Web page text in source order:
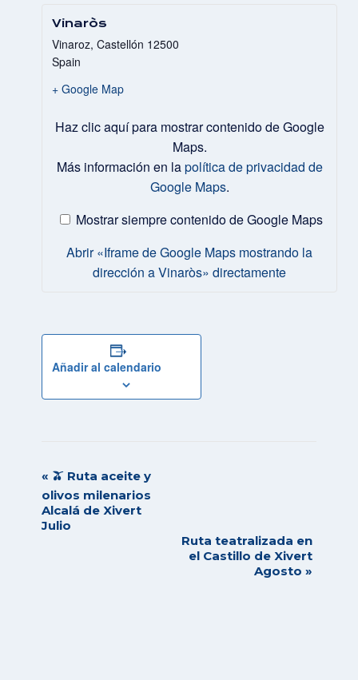
Vinaròs
Vinaroz, Castellón 12500
Spain
+ Google Map
«Iframe
de
mostrando
desde
Haz clic aquí para mostrar contenido de Google
Maps.
Más información en lapolítica de privacidad de
Google Maps.
Mostrar siempre contenido de Google Maps
Abrir «Iframe de Google Maps mostrando la
dirección a Vinaròs» directamente
Añadir al calendario
Navegación
del
Evento
« 🫒 Ruta aceite y
olivos milenarios
Alcalá de Xivert
Julio
Ruta teatralizada en
el Castillo de Xivert
Agosto »